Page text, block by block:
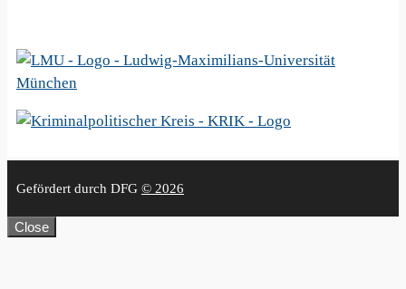
Gefördert durch DFG © 2026
Close